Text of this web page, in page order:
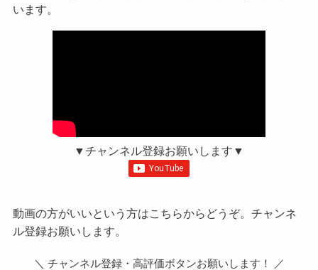
います。
▼チャンネル登録お願いします▼
動画の方がいいという方はこちらからどうぞ。チャンネ
ル登録お願いします。
＼ チャンネル登録・高評価ボタンお願いします！ ／